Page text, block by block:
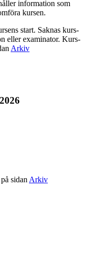
information som
kursen.
start. Saknas kurs-
eller examinator. Kurs-
Arkiv
sidan Arkiv